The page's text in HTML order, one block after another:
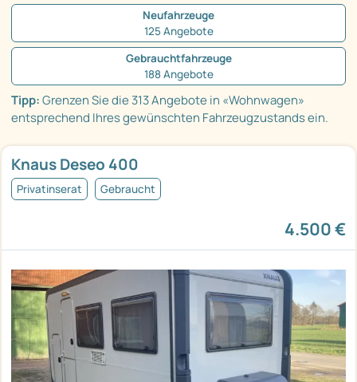
Neufahrzeuge
125 Angebote
Gebrauchtfahrzeuge
188 Angebote
Tipp:Grenzen Sie die 313 Angebote in «Wohnwagen»
entsprechend Ihres gewünschten Fahrzeugzustands ein.
Knaus Deseo 400
Privatinserat Gebraucht
4.500 €